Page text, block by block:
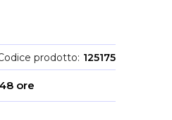
prodotto 125175
ore